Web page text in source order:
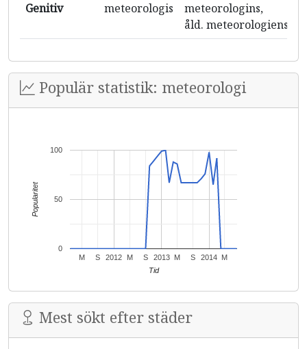
Genitiv
meteorologis
meteorologins,
åld. meteorologiens
Populär statistik: meteorologi
2012 2013 2014
M S M S M S M
0
50
100
Tid
Popularitet
Mest sökt efter städer